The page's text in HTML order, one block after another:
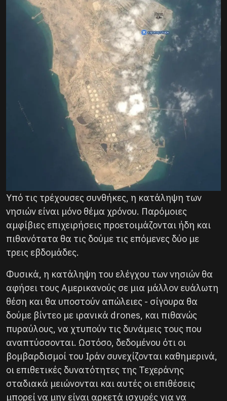
Υπό τις τρέχουσες συνθήκες, η κατάληψη των
νησιών είναι μόνο θέμα χρόνου. Παρόμοιες
αμφίβιες επιχειρήσεις προετοιμάζονται ήδη και
πιθανότατα θα τις δούμε τις επόμενες δύο με
τρεις εβδομάδες.
Φυσικά, η κατάληψη του ελέγχου των νησιών θα
αφήσει τους Αμερικανούς σε μια μάλλον ευάλωτη
θέση και θα υποστούν απώλειες - σίγουρα θα
δούμε βίντεο με ιρανικά drones, και πιθανώς
πυραύλους, να χτυπούν τις δυνάμεις τους που
αναπτύσσονται. Ωστόσο, δεδομένου ότι οι
βομβαρδισμοί του Ιράν συνεχίζονται καθημερινά,
οι επιθετικές δυνατότητες της Τεχεράνης
σταδιακά μειώνονται και αυτές οι επιθέσεις
μπορεί να μην είναι αρκετά ισχυρές για να